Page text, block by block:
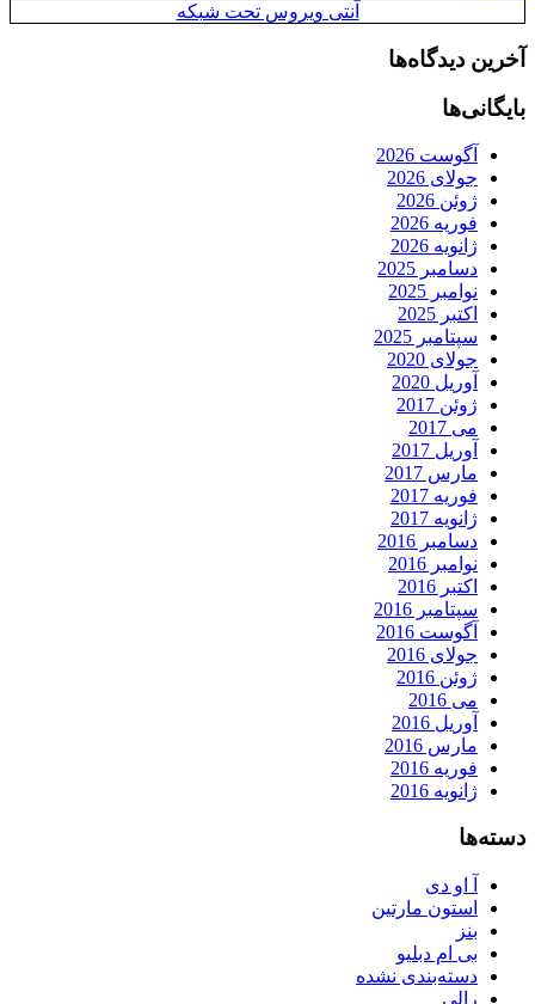
آنتی ویروس تحت شبکه
آخرین دیدگاه‌ها
بایگانی‌ها
آگوست 2026
جولای 2026
ژوئن 2026
فوریه 2026
ژانویه 2026
دسامبر 2025
نوامبر 2025
اکتبر 2025
سپتامبر 2025
جولای 2020
آوریل 2020
ژوئن 2017
می 2017
آوریل 2017
مارس 2017
فوریه 2017
ژانویه 2017
دسامبر 2016
نوامبر 2016
اکتبر 2016
سپتامبر 2016
آگوست 2016
جولای 2016
ژوئن 2016
می 2016
آوریل 2016
مارس 2016
فوریه 2016
ژانویه 2016
دسته‌ها
آ او دی
استون مارتین
بنز
بی ام دبلیو
دسته‌بندی نشده
رالی